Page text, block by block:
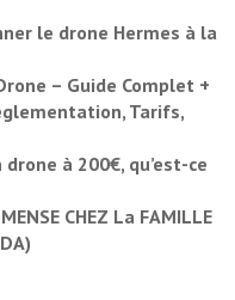
le drone Hermes à la
– Guide Complet +
Tarifs,
à 200€, qu’est-ce
CHEZ La FAMILLE